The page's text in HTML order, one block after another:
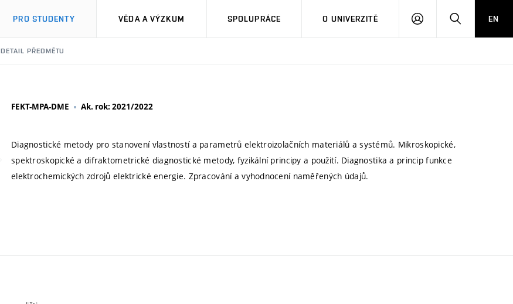
PRO STUDENTY VĚDA A VÝZKUM SPOLUPRÁCE O UNIVERZITĚ
PŘIHLÁSIT HLEDATEN
DETAIL PŘEDMĚTU
FEKT-MPA-DME Ak. rok: 2021/2022
Diagnostické metody pro stanovení vlastností a parametrů elektroizolačních materiálů a systémů. Mikroskopické,
spektroskopické a difraktometrické diagnostické metody, fyzikální principy a použití. Diagnostika a princip funkce
elektrochemických zdrojů elektrické energie. Zpracování a vyhodnocení naměřených údajů.